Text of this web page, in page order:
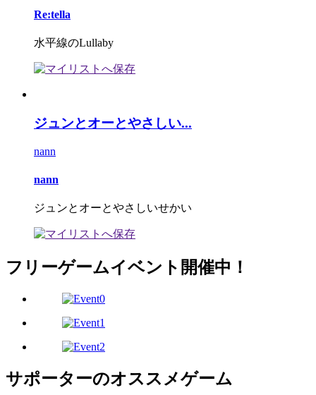
Re:tella
水平線のLullaby
ジュンとオーとやさしい...
nann
nann
ジュンとオーとやさしいせかい
フリーゲームイベント開催中！
サポーターのオススメゲーム